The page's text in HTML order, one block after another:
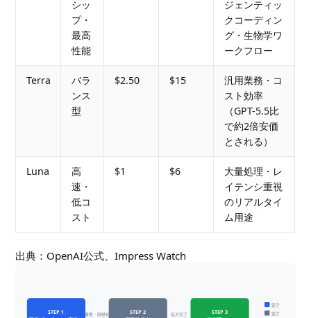
シッ
プ・
最高
性能
ジェンティッ
クコーディン
グ・生物学ワ
ークフロー
Terra
バラ
ンス
型
$2.50 $15
汎用業務・コ
スト効率
（GPT-5.5比
で約2倍安価
とされる）
Luna
高
速・
低コ
スト
$1 $6
大量処理・レ
イテンシ重視
のリアルタイ
ム用途
出典： OpenAI公式 、Impress Watch
STEP 1 審査・段階化 STEP 2 拡大完了 STEP 3
完了
完了